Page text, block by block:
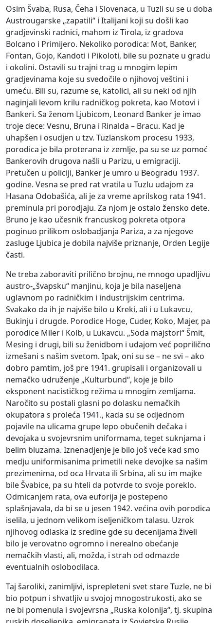
Osim Švaba, Rusa, Čeha i Slovenaca, u Tuzli su se u doba
Austrougarske „zapatili“ i Italijani koji su došli kao
gradjevinski radnici, mahom iz Tirola, iz gradova
Bolcano i Primijero. Nekoliko porodica: Mot, Banker,
Fontan, Gojo, Kandoti i Pikoloti, bile su poznate u gradu
i okolini. Ostavili su trajni trag u mnogim lepim
gradjevinama koje su svedočile o njihovoj veštini i
umeću. Bili su, razume se, katolici, ali su neki od njih
naginjali levom krilu radničkog pokreta, kao Motovi i
Bankeri. Sa ženom Ljubicom, Leonard Banker je imao
troje dece: Vesnu, Bruna i Rinalda – Bracu. Kad je
uhapšen i osudjen u tzv. Tuzlanskom procesu 1933,
porodica je bila proterana iz zemlje, pa su se uz pomoć
Bankerovih drugova našli u Parizu, u emigraciji.
Pretučen u policiji, Banker je umro u Beogradu 1937.
godine. Vesna se pred rat vratila u Tuzlu udajom za
Hasana Odobašića, ali je za vreme aprilskog rata 1941.
preminula pri porodjaju. Za njom je ostalo žensko dete.
Bruno je kao učesnik francuskog pokreta otpora
poginuo prilikom oslobadjanja Pariza, a za njegove
zasluge Ljubica je dobila najviše priznanje, Orden Legije
časti.
Ne treba zaboraviti prilično brojnu, ne mnogo upadljivu
austro-„švapsku“ manjinu, koja je bila naseljena
uglavnom po radničkim i industrijskim centrima.
Svakako da ih je najviše bilo u Kreki, ali i u Lukavcu,
Bukinju i drugde. Porodice Hoge, Cuder, Koko, Majer, pa
porodice Miler i Kolb, u Lukavcu. „Soda majstori“ Šmit,
Mesing i drugi, bili su ženidbom i udajom već poprilično
izmešani s našim svetom. Ipak, oni su se – ne svi – ako
dobro pamtim, još pre 1941. grupisali i organizovali u
nemačko udruženje „Kulturbund“, koje je bilo
eksponent nacističkog režima u mnogim zemljama.
Naročito su postali glasni po dolasku nemačkih
okupatora s proleća 1941., kada su se odjednom
pojavile na ulicama grupe lepo obučenih dečaka i
devojaka u svojevrsnim uniformama, teget suknjama i
belim bluzama. Iznenadjenje je bilo još veće kad smo
medju uniformisanima primetili neke devojke sa našim
prezimenima, od oca Hrvata ili Srbina, ali su im majke
bile Švabice, pa su hteli da potvrde to svoje poreklo.
Odmicanjem rata, ova euforija je postepeno
splašnjavala, da bi se u jesen 1942. većina ovih porodica
iselila, u jednom velikom iseljeničkom talasu. Uzrok
njihovog odlaska iz sredine gde su decenijama živeli
bilo je verovatno ogromno i nerealno obećanje
nemačkih vlasti, ali, možda, i strah od odmazde
eventualnih oslobodilaca.
Taj šaroliki, zanimljivi, isprepleteni svet stare Tuzle, ne bi
bio potpun i shvatljiv u svojoj mnogostrukosti, ako se
ne bi pomenula i svojevrsna „Ruska kolonija“, tj. skupina